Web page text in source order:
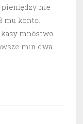
nie
mu konto.
mnóstwo
min dwa